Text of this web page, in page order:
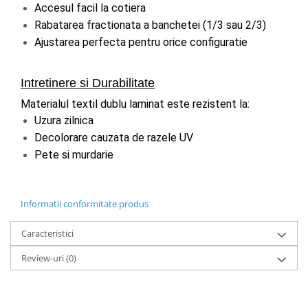
Accesul facil la cotiera
Rabatarea fractionata a banchetei (1/3 sau 2/3)
Ajustarea perfecta pentru orice configuratie
Intretinere si Durabilitate
Materialul textil dublu laminat este rezistent la:
Uzura zilnica
Decolorare cauzata de razele UV
Pete si murdarie
Informatii conformitate produs
Caracteristici
Review-uri(0)